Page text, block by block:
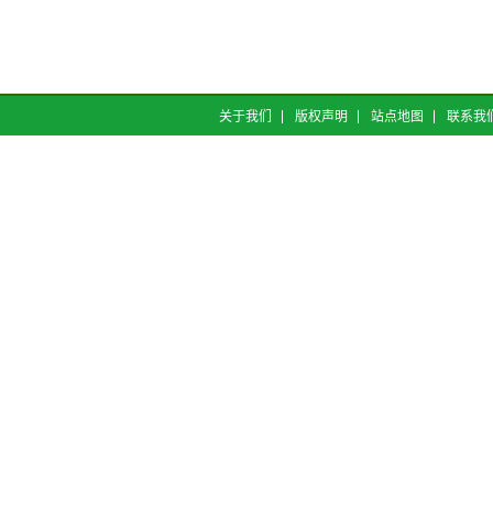
关于我们 版权声明 站点地图 联系我